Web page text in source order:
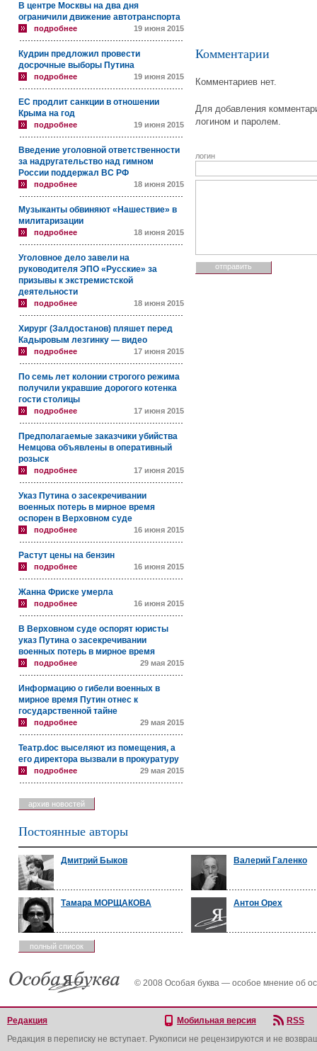
В центре Москвы на два дня
ограничили движение автотранспорта
подробнее 19 июня 2015
Кудрин предложил провести
досрочные выборы Путина
подробнее 19 июня 2015
ЕС продлит санкции в отношении
Крыма на год
подробнее 19 июня 2015
Введение уголовной ответственности
за надругательство над гимном
России поддержал ВС РФ
подробнее 18 июня 2015
Музыканты обвиняют «Нашествие» в
милитаризации
подробнее 18 июня 2015
Уголовное дело завели на
руководителя ЭПО «Русские» за
призывы к экстремистской
деятельности
подробнее 18 июня 2015
Хирург (Залдостанов) пляшет перед
Кадыровым лезгинку — видео
подробнее 17 июня 2015
По семь лет колонии строгого режима
получили укравшие дорогого котенка
гости столицы
подробнее 17 июня 2015
Предполагаемые заказчики убийства
Немцова объявлены в оперативный
розыск
подробнее 17 июня 2015
Указ Путина о засекречивании
военных потерь в мирное время
оспорен в Верховном суде
подробнее 16 июня 2015
Растут цены на бензин
подробнее 16 июня 2015
Жанна Фриске умерла
подробнее 16 июня 2015
В Верховном суде оспорят юристы
указ Путина о засекречивании
военных потерь в мирное время
подробнее 29 мая 2015
Информацию о гибели военных в
мирное время Путин отнес к
государственной тайне
подробнее 29 мая 2015
Театр.doc выселяют из помещения, а
его директора вызвали в прокуратуру
подробнее 29 мая 2015
архив новостей
Комментарии
Комментариев нет.
Для добавления
логином и паролем.
логин
Постоянные авторы
Дмитрий Быков Валерий Галенко
Тамара МОРЩАКОВА Антон Орех
полный список
© 2008 Особая буква — особое мнение об
Редакция Мобильная версия
RSS
Редакция в переписку не вступает. Рукописи не рецензируются и не